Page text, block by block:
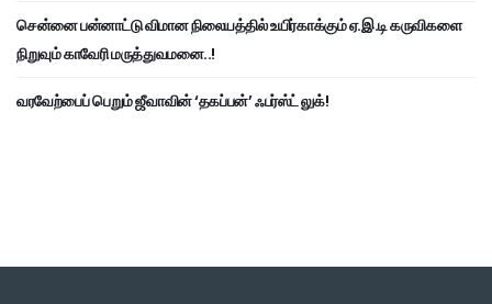
சென்னை பன்னாட்டு விமான நிலையத்தில் உயிர்காக்கும் ஏ.இ.டி கருவிகளை
நிறுவும் காவேரி மருத்துவமனை..!
வரவேற்பைப் பெறும் ஜீவாவின் ‘தகப்பன்’ ஃபர்ஸ்ட் லுக்!